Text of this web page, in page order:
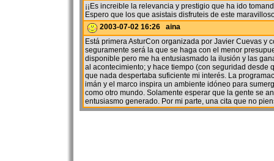
¡¡Es increible la relevancia y prestigio que ha ido
Espero que los que asistais disfruteis de este
2003-07-02 16:26 aina
Está primera AsturCon organizada por Javier Cuevas y
seguramente será la que se haga con el menor
disponible pero me ha entusiasmado la ilusión y las
al acontecimiento; y hace tiempo (con seguridad desde
que nada despertaba suficiente mi interés. La
imán y el marco inspira un ambiente idóneo para
como otro mundo. Solamente esperar que la gente se
entusiasmo generado. Por mi parte, una cita que no